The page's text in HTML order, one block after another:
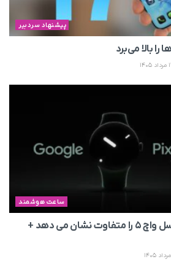
پیشنهاد سردبیر
بالا می‌برد
ساعت هوشمند
گوگل با تیزری جدید پیکسل واچ ۵ را متفاوت نشان می‌ دهد +